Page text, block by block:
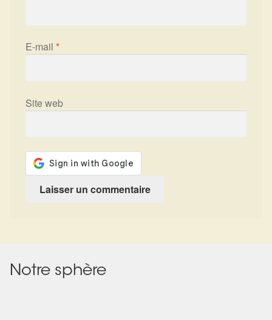
E-mail *
Site web
Notre sphère